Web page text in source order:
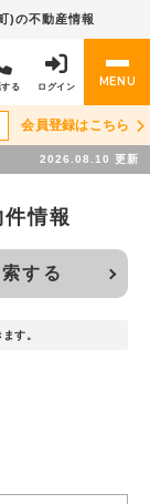
)の不動産情報
る ログイン MENU
会員登録はこちら
2026.08.10 更新
情報
する
す。